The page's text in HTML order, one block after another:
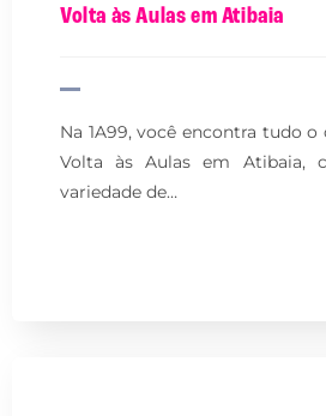
Volta às Aulas em Atibaia
Na 1A99, você encontra tudo o
Volta às Aulas em Atibaia,
variedade de…